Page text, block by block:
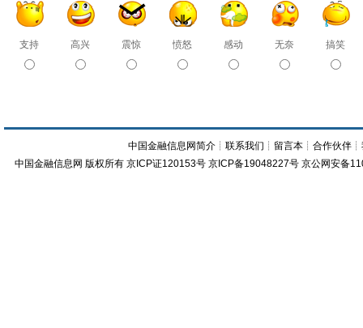
支持 高兴 震惊 愤怒 感动 无奈 搞笑
中国金融信息网简介 ┊联系我们 ┊ 留言本 ┊合作伙伴 ┊
中国金融信息网 版权所有 京ICP证120153号 京ICP备19048227号 京公网安备